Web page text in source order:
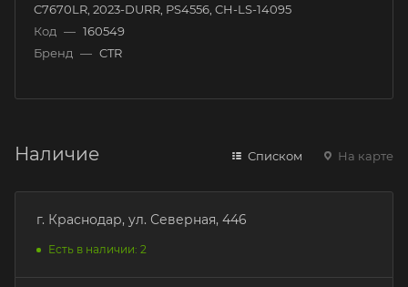
C7670LR, 2023-DURR, PS4556, CH-LS-14095
Код — 160549
Бренд — CTR
Наличие Списком На карте
г. Краснодар, ул. Северная, 446
Есть в наличии: 2